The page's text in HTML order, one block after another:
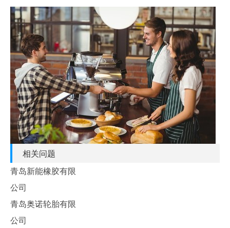
相关问题
青岛新能橡胶有限
公司
青岛奥诺轮胎有限
公司